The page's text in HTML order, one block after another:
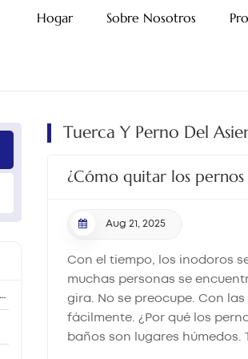
Hogar Sobre Nosotros
Tuerca Y Perno Del
¿Cómo quitar los
Aug 21, 2025
Con el tiempo, los inodoros
muchas personas se
gira. No se preocupe. Con
fácilmente. ¿Por qué los
baños son lugares